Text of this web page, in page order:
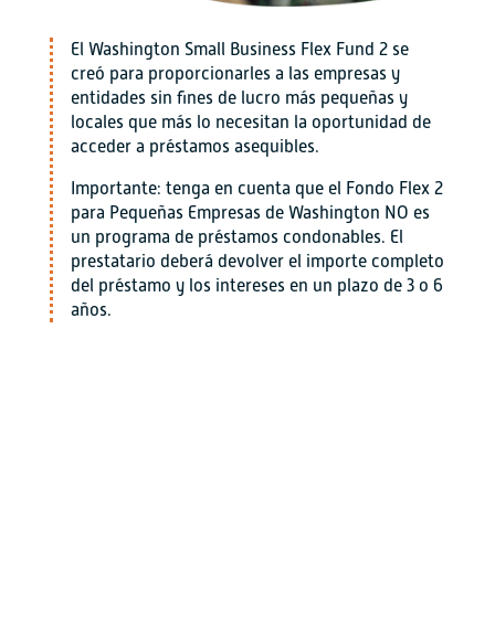
El Washington Small Business Flex Fund 2 se
creó para proporcionarles a las empresas y
entidades sin fines de lucro más pequeñas y
locales que más lo necesitan la oportunidad de
acceder a préstamos asequibles. ​
Importante: tenga en cuenta que el Fondo Flex 2
para Pequeñas Empresas de Washington NO es
un programa de préstamos condonables. El
prestatario deberá devolver el importe completo
del préstamo y los intereses en un plazo de 3 o 6
años.